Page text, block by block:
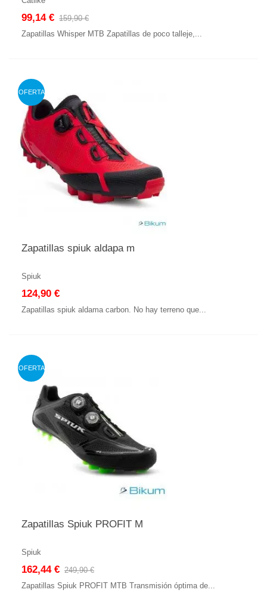
99,14 € 159,90 €
Zapatillas Whisper MTB Zapatillas de poco talleje,...
OFERTA
Zapatillas spiuk aldapa m
Spiuk
124,90 €
Zapatillas spiuk aldama carbon. No hay terreno que...
OFERTA
Zapatillas Spiuk PROFIT M
Spiuk
162,44 € 249,90 €
Zapatillas Spiuk PROFIT MTB Transmisión óptima de...